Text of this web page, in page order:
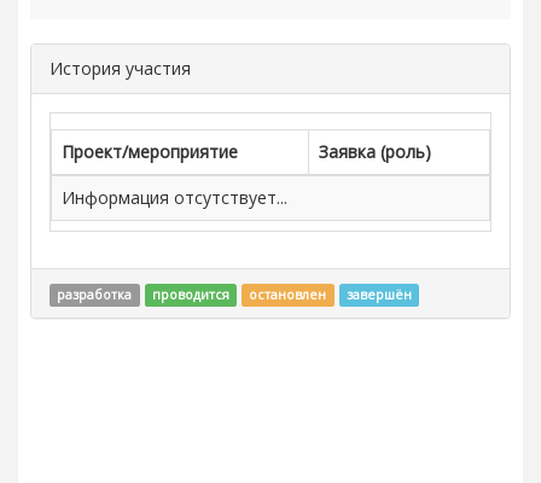
История участия
Проект/мероприятие
Заявка (роль)
Информация отсутствует...
разработка проводится остановлен завершён